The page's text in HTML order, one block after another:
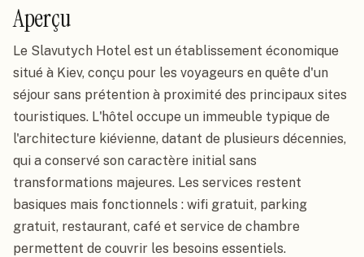
Aperçu
Le Slavutych Hotel est un établissement économique
situé à Kiev, conçu pour les voyageurs en quête d'un
séjour sans prétention à proximité des principaux sites
touristiques. L'hôtel occupe un immeuble typique de
l'architecture kiévienne, datant de plusieurs décennies,
qui a conservé son caractère initial sans
transformations majeures. Les services restent
basiques mais fonctionnels : wifi gratuit, parking
gratuit, restaurant, café et service de chambre
permettent de couvrir les besoins essentiels.